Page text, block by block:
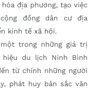
địa phương, tạo việc
đồng dân cư địa
kinh tế xã hội.
trong những giá trị
du lịch Ninh Bình
từ chính những người
phát huy bản sắc văn